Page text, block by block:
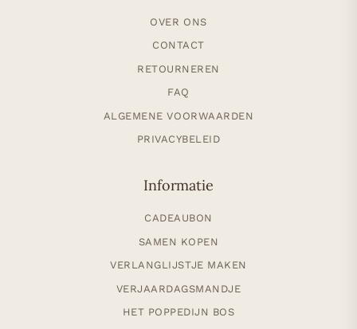
OVER ONS
CONTACT
RETOURNEREN
FAQ
ALGEMENE VOORWAARDEN
PRIVACYBELEID
Informatie
CADEAUBON
SAMEN KOPEN
VERLANGLIJSTJE MAKEN
VERJAARDAGSMANDJE
HET POPPEDIJN BOS